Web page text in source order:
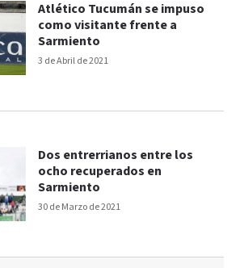
3 de Abril de 2021
Atlético Tucumán se impuso
como visitante frente a
Sarmiento
30 de Marzo de 2021
Dos entrerrianos entre los
ocho recuperados en
Sarmiento